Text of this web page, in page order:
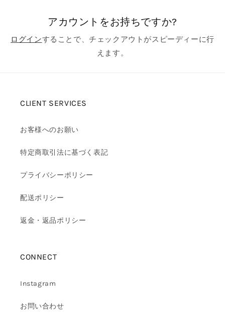
アカウントをお持ちですか?
ログインすることで、チェックアウトがスピーディーに行
えます。
CLIENT SERVICES
お客様へのお願い
特定商取引法に基づく表記
プライバシーポリシー
配送ポリシー
返金・返品ポリシー
CONNECT
Instagram
お問い合わせ